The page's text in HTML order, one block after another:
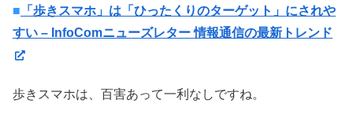
■ 「歩きスマホ」は「ひったくりのターゲット」にされや
すい – InfoComニューズレター 情報通信の最新トレンド
歩きスマホは、百害あって一利なしですね。